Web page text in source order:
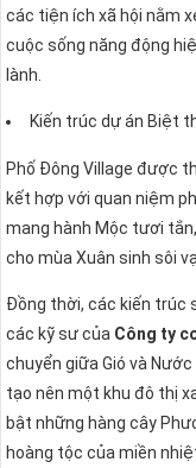
các tiện ích xã hội nằm
cuộc sống năng động
lành.
Kiến trúc dự án Biệt
Phố Đông Village được
kết hợp với quan niệm
mang hành Mộc tươi
cho mùa Xuân sinh sôi
Ðồng thời, các kiến trúc
các kỹ sư của Công ty
chuyển giữa Gió và
tạo nên một khu đô thị
bật những hàng cây
hoàng tộc của miền